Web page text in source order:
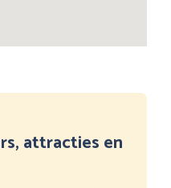
attracties en